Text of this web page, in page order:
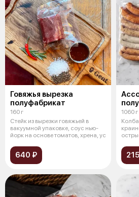
Говяжья вырезка
полуфабрикат
160 г
Стейк из вырезки говяжьей в
вакуумной упаковке, соус нью-
йорк на основе томатов, хрена, ус
640 ₽
1060 г